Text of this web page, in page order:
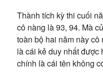
Thành tích kỳ thi cuối
cô nàng là 93, 94. Mà
toàn bộ hai năm này
là cái kẻ duy nhất được
chính là cái tên không